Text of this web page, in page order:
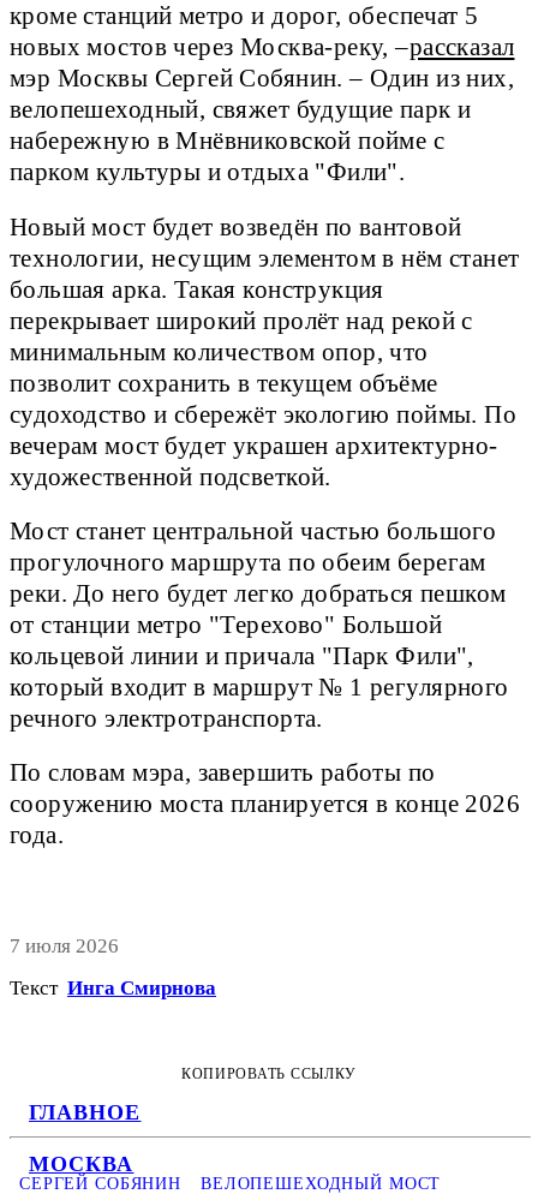
ГЛАВНОЕ
МОСКВА
кроме станций метро и дорог, обеспечат 5
новых мостов через Москва-реку, –рассказал
мэр Москвы Сергей Собянин. – Один из них,
велопешеходный, свяжет будущие парк и
набережную в Мнёвниковской пойме с
парком культуры и отдыха "Фили".
Новый мост будет возведён по вантовой
технологии, несущим элементом в нём станет
большая арка. Такая конструкция
перекрывает широкий пролёт над рекой с
минимальным количеством опор, что
позволит сохранить в текущем объёме
судоходство и сбережёт экологию поймы. По
вечерам мост будет украшен архитектурно-
художественной подсветкой.
Мост станет центральной частью большого
прогулочного маршрута по обеим берегам
реки. До него будет легко добраться пешком
от станции метро "Терехово" Большой
кольцевой линии и причала "Парк Фили",
который входит в маршрут № 1 регулярного
речного электротранспорта.
По словам мэра, завершить работы по
сооружению моста планируется в конце 2026
года.
7 июля 2026
Текст Инга Смирнова
КОПИРОВАТЬ ССЫЛКУ
СЕРГЕЙ СОБЯНИН ВЕЛОПЕШЕХОДНЫЙ МОСТ